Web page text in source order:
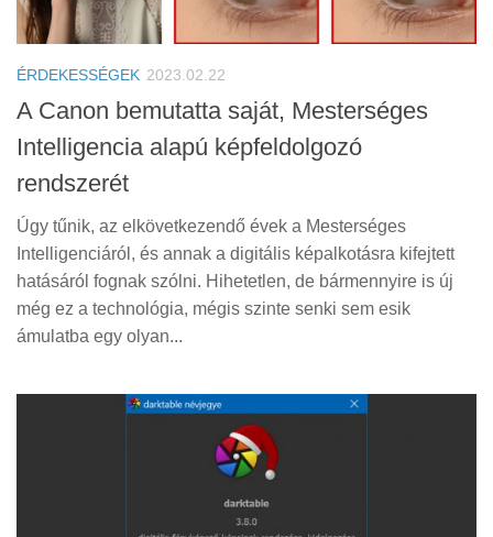
ÉRDEKESSÉGEK 2023.02.22
A Canon bemutatta saját, Mesterséges
Intelligencia alapú képfeldolgozó
rendszerét
Úgy tűnik, az elkövetkezendő évek a Mesterséges
Intelligenciáról, és annak a digitális képalkotásra kifejtett
hatásáról fognak szólni. Hihetetlen, de bármennyire is új
még ez a technológia, mégis szinte senki sem esik
ámulatba egy olyan...